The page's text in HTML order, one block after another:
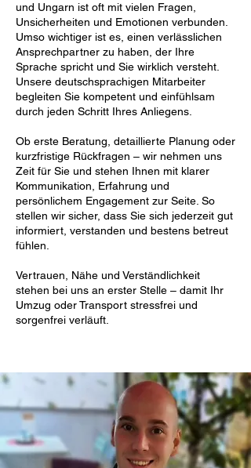
und Ungarn ist oft mit vielen Fragen,
Unsicherheiten und Emotionen verbunden.
Umso wichtiger ist es, einen verlässlichen
Ansprechpartner zu haben, der Ihre
Sprache spricht und Sie wirklich versteht.
Unsere deutschsprachigen Mitarbeiter
begleiten Sie kompetent und einfühlsam
durch jeden Schritt Ihres Anliegens.
Ob erste Beratung, detaillierte Planung oder
kurzfristige Rückfragen – wir nehmen uns
Zeit für Sie und stehen Ihnen mit klarer
Kommunikation, Erfahrung und
persönlichem Engagement zur Seite. So
stellen wir sicher, dass Sie sich jederzeit gut
informiert, verstanden und bestens betreut
fühlen.
Vertrauen, Nähe und Verständlichkeit
stehen bei uns an erster Stelle – damit Ihr
Umzug oder Transport stressfrei und
sorgenfrei verläuft.